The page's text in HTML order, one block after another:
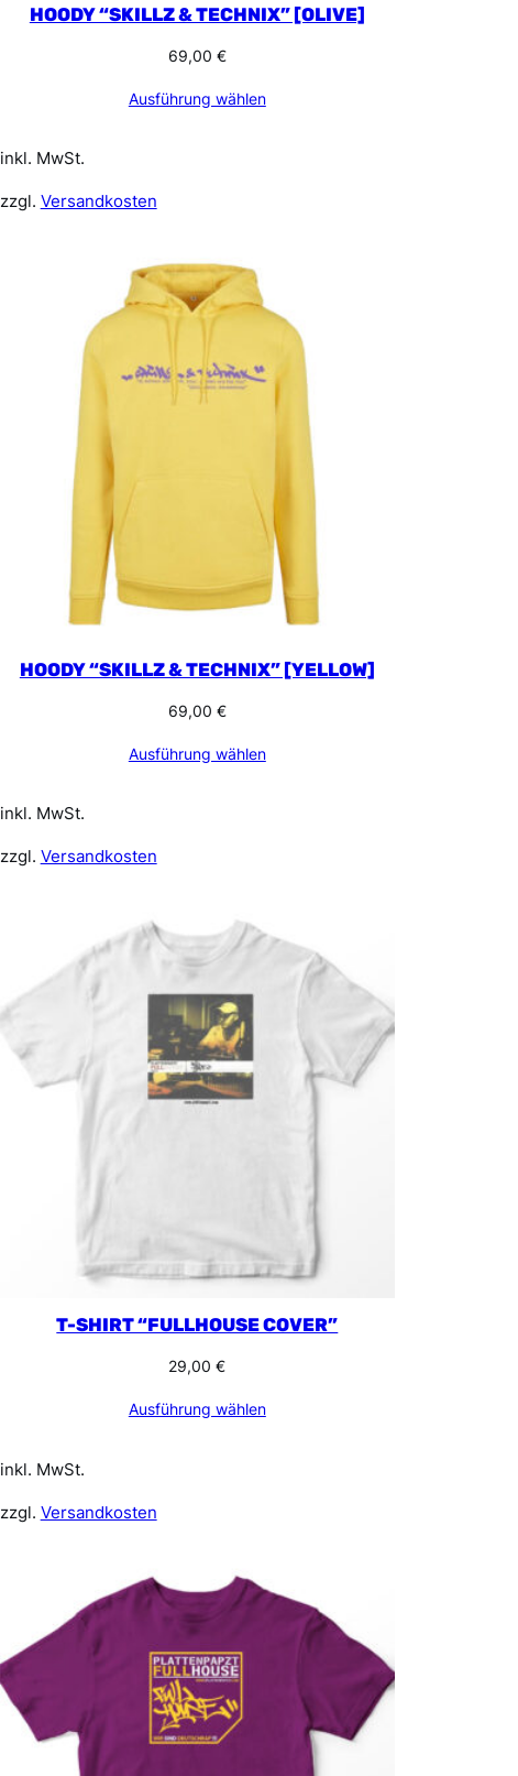
HOODY “SKILLZ & TECHNIX” [OLIVE]
69,00 €
Ausführung wählen
inkl. MwSt.
zzgl. Versandkosten
HOODY “SKILLZ & TECHNIX” [YELLOW]
69,00 €
Ausführung wählen
inkl. MwSt.
zzgl. Versandkosten
T-SHIRT “FULLHOUSE COVER”
29,00€
Ausführung wählen
inkl. MwSt.
zzgl. Versandkosten